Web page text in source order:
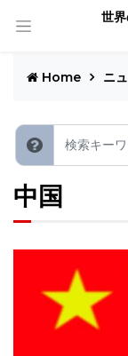
世
Home ニ
中国